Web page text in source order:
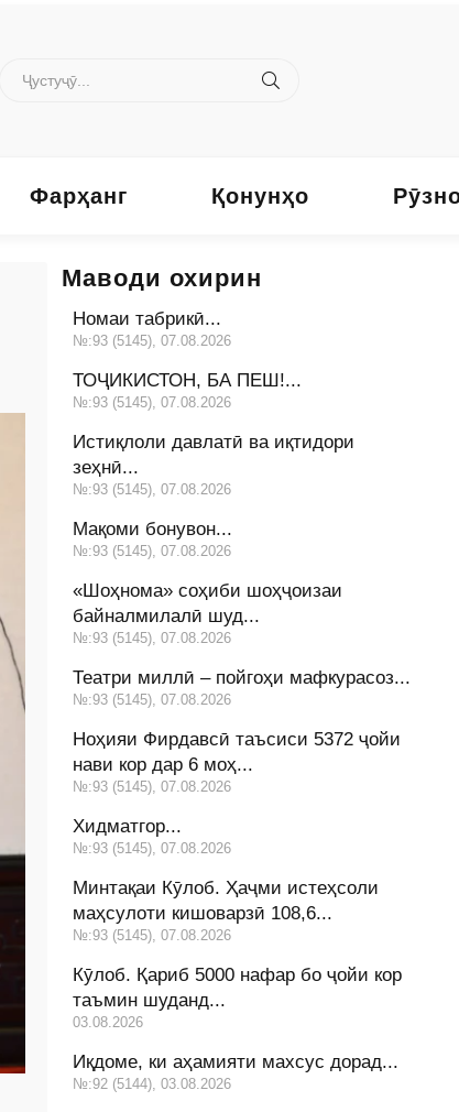
Фарҳанг Қонунҳо
Маводи охирин
Номаи табрикӣ...
№:93 (5145), 07.08.2026
ТОҶИКИСТОН, БА ПЕШ!...
№:93 (5145), 07.08.2026
Истиқлоли давлатӣ ва иқтидори
зеҳнӣ...
№:93 (5145), 07.08.2026
Мақоми бонувон...
№:93 (5145), 07.08.2026
«Шоҳнома» соҳиби шоҳҷоизаи
байналмилалӣ шуд...
№:93 (5145), 07.08.2026
Театри миллӣ – пойгоҳи мафкурасоз...
№:93 (5145), 07.08.2026
Ноҳияи Фирдавсӣ таъсиси 5372 ҷойи
нави кор дар 6 моҳ...
№:93 (5145), 07.08.2026
Хидматгор...
№:93 (5145), 07.08.2026
Минтақаи Кӯлоб. Ҳаҷми истеҳсоли
маҳсулоти кишоварзӣ 108,6...
№:93 (5145), 07.08.2026
Кӯлоб. Қариб 5000 нафар бо ҷойи кор
таъмин шуданд...
03.08.2026
Иқдоме, ки аҳамияти махсус дорад...
№:92 (5144), 03.08.2026